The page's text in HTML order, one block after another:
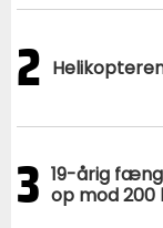
2
3 19-årig
op mod